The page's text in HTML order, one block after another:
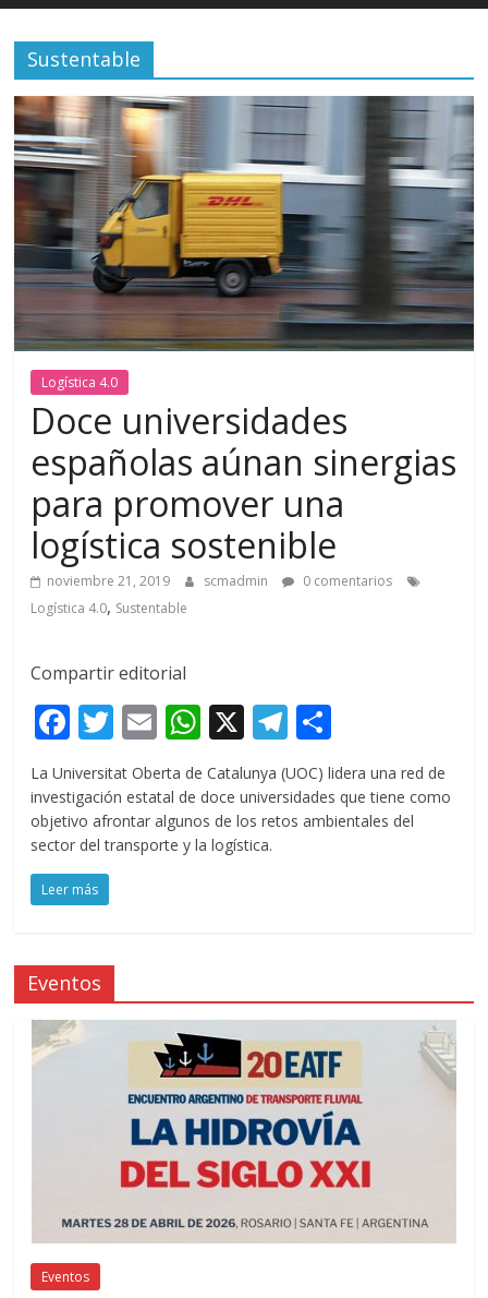
Sustentable
Logística 4.0
Doce universidades
españolas aúnan sinergias
para promover una
logística sostenible
noviembre 21, 2019 scmadmin
0 comentarios
Logística 4.0, Sustentable
Compartir editorial
F
ac
e
b
o
o
T
w
itt
er
E
m
ai
l
W
h
at
s
A
X T
el
e
gr
o
m
p
La Universitat Oberta de Catalunya (UOC) lidera una red de
investigación estatal de doce universidades que tiene como
objetivo afrontar algunos de los retos ambientales del
sector del transporte y la logística.
Leer más
Eventos
Eventos